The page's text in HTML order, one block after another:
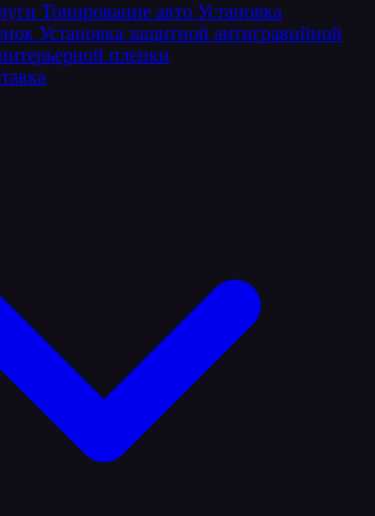
Тонирование авто Установка
Установка защитной антигравийной
пленки